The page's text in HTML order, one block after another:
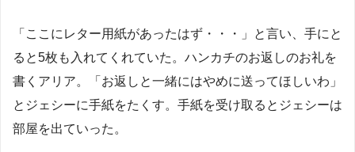
「ここにレター用紙があったはず・・・」と言い、手にと
ると5枚も入れてくれていた。ハンカチのお返しのお礼を
書くアリア。「お返しと一緒にはやめに送ってほしいわ」
とジェシーに手紙をたくす。手紙を受け取るとジェシーは
部屋を出ていった。